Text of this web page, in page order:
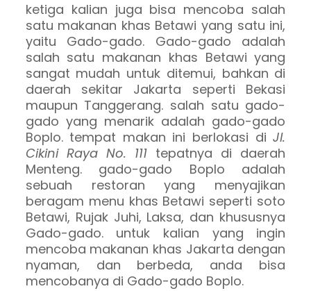
ketiga kalian juga bisa mencoba salah
satu makanan khas Betawi yang satu ini,
yaitu Gado-gado. Gado-gado adalah
salah satu makanan khas Betawi yang
sangat mudah untuk ditemui, bahkan di
daerah sekitar Jakarta seperti Bekasi
maupun Tanggerang. salah satu gado-
gado yang menarik adalah gado-gado
Boplo. tempat makan ini berlokasi diJl.
Cikini Raya No. 111 tepatnya di daerah
Menteng. gado-gado Boplo adalah
sebuah restoran yang menyajikan
beragam menu khas Betawi seperti soto
Betawi, Rujak Juhi, Laksa, dan khususnya
Gado-gado. untuk kalian yang ingin
mencoba makanan khas Jakarta dengan
nyaman, dan berbeda, anda bisa
mencobanya di Gado-gado Boplo.